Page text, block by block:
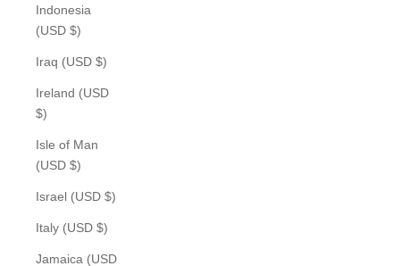
Indonesia
(USD $)
Iraq (USD $)
Ireland (USD
$)
Isle of Man
(USD $)
Israel (USD $)
Italy (USD $)
Jamaica (USD